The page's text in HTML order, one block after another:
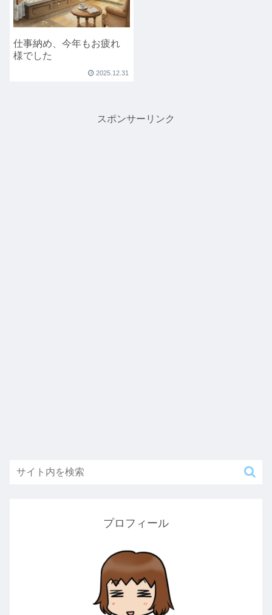
仕事納め、今年もお疲れ
様でした
2025.12.31
スポンサーリンク
プロフィール